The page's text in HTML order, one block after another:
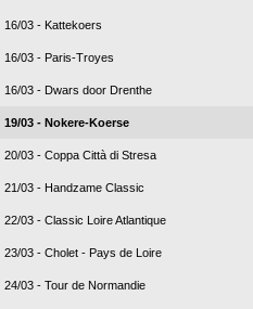
16/03 - Kattekoers
16/03 - Paris-Troyes
16/03 - Dwars door Drenthe
19/03 - Nokere-Koerse
20/03 - Coppa Città di Stresa
21/03 - Handzame Classic
22/03 - Classic Loire Atlantique
23/03 - Cholet - Pays de Loire
24/03 - Tour de Normandie